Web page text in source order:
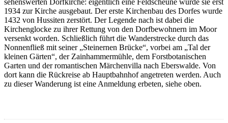
sehenswerten Dorfkirche: eigentlich eine Feldscheune wurde sie erst
1934 zur Kirche ausgebaut. Der erste Kirchenbau des Dorfes wurde
1432 von Hussiten zerstört. Der Legende nach ist dabei die
Kirchenglocke zu ihrer Rettung von den Dorfbewohnern im Moor
versenkt worden. Schließlich führt die Wanderstrecke durch das
Nonnenfließ mit seiner „Steinernen Brücke“, vorbei am „Tal der
kleinen Gärten“, der Zainhammermühle, dem Forstbotanischen
Garten und der romantischen Märchenvilla nach Eberswalde. Von
dort kann die Rückreise ab Hauptbahnhof angetreten werden. Auch
zu dieser Wanderung ist eine Anmeldung erbeten, siehe oben.